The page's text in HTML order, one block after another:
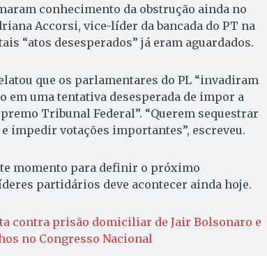
conhecimento da obstrução ainda no
Accorsi, vice-líder da bancada do PT na
“atos desesperados” já eram aguardados.
que os parlamentares do PL “invadiram
em uma tentativa desesperada de impor a
Tribunal Federal”. “Querem sequestrar
impedir votações importantes”, escreveu.
momento para definir o próximo
partidários deve acontecer ainda hoje.
contra prisão domiciliar de Jair Bolsonaro e
no Congresso Nacional